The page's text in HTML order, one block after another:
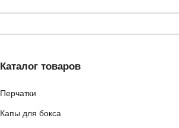
Каталог товаров
Перчатки
Капы для бокса